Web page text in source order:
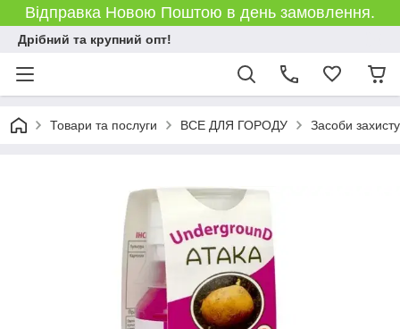
Відправка Новою Поштою в день замовлення.
Дрібний та крупний опт!
Товари та послуги ВСЕ ДЛЯ ГОРОДУ Засоби